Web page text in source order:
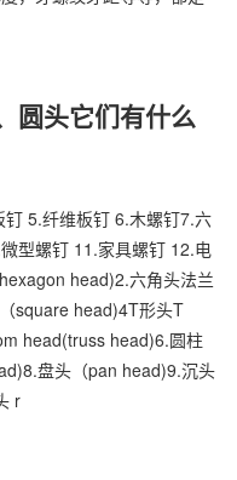
圆头它们有什么
5.纤维板钉 6.木螺钉7.六
型螺钉 11.家具螺钉 12.电
head)2.六角头法兰
square head)4T形头T
head(truss head)6.圆柱
盘头（pan head)9.沉头
r